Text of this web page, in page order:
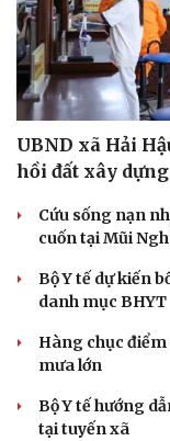
Cải chính
UBND xã Hải
hồi đất xây
Cứu sống nạn
cuốn tại Mũi
Bộ Y tế dự kiến
danh mục BHYT
Hàng chục điểm
mưa lớn
Bộ Y tế hướng
tại tuyến xã